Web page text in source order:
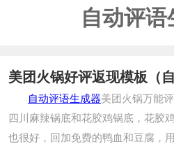
自动评语
美团火锅好评返现模板（
自动评语生成器美团火锅万能
四川麻辣锅底和花胶鸡锅底，花胶
也很好，回加免费的鸭血和豆腐，